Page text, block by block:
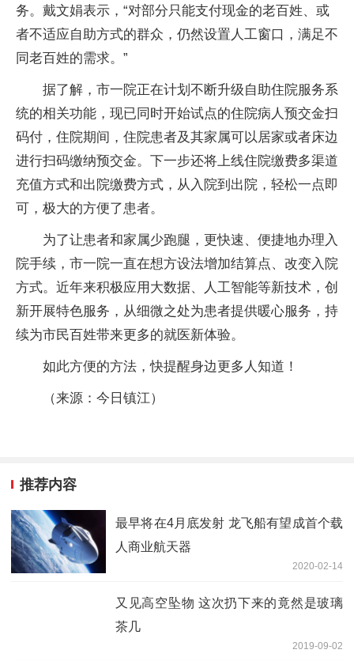
务。戴文娟表示，“对部分只能支付现金的老百姓、或
者不适应自助方式的群众，仍然设置人工窗口，满足不
同老百姓的需求。”
据了解，市一院正在计划不断升级自助住院服务系
统的相关功能，现已同时开始试点的住院病人预交金扫
码付，住院期间，住院患者及其家属可以居家或者床边
进行扫码缴纳预交金。下一步还将上线住院缴费多渠道
充值方式和出院缴费方式，从入院到出院，轻松一点即
可，极大的方便了患者。
为了让患者和家属少跑腿，更快速、便捷地办理入
院手续，市一院一直在想方设法增加结算点、改变入院
方式。近年来积极应用大数据、人工智能等新技术，创
新开展特色服务，从细微之处为患者提供暖心服务，持
续为市民百姓带来更多的就医新体验。
如此方便的方法，快提醒身边更多人知道！
（来源：今日镇江）
推荐内容
最早将在4月底发射 龙飞船有望成首个载
人商业航天器
2020-02-14
又见高空坠物 这次扔下来的竟然是玻璃
茶几
2019-09-02